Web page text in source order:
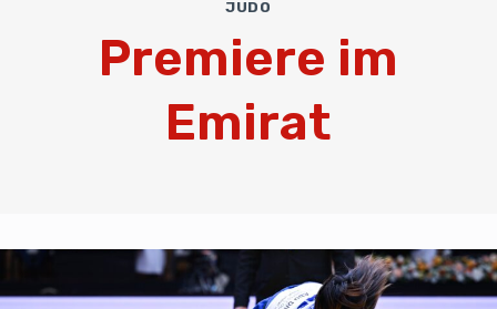
JUDO
Premiere im
Emirat